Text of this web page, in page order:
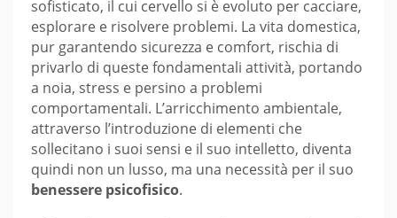
sofisticato, il cui cervello si è evoluto per cacciare,
esplorare e risolvere problemi. La vita domestica,
pur garantendo sicurezza e comfort, rischia di
privarlo di queste fondamentali attività, portando
a noia, stress e persino a problemi
comportamentali. L’arricchimento ambientale,
attraverso l’introduzione di elementi che
sollecitano i suoi sensi e il suo intelletto, diventa
quindi non un lusso, ma una necessità per il suo
benessere psicofisico.